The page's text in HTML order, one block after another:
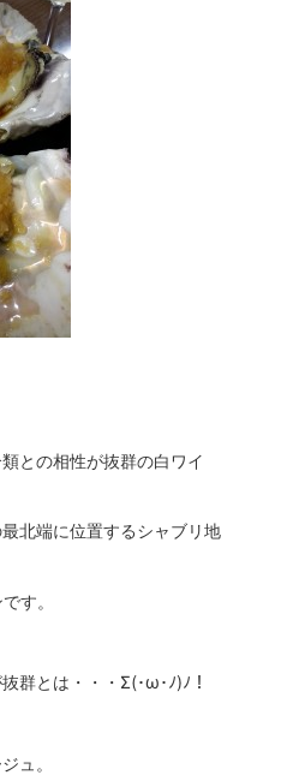
との相性が抜群の白ワイ
北端に位置するシャブリ地
す。
群とは・・・Σ(･ω･ﾉ)ﾉ！
ュ。